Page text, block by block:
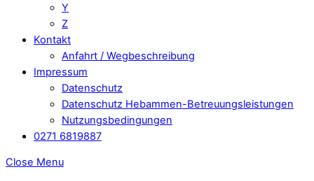
Y
Z
Kontakt
Anfahrt / Wegbeschreibung
Impressum
Datenschutz
Datenschutz Hebammen-Betreuungsleistungen
Nutzungsbedingungen
0271 6819887
Close Menu